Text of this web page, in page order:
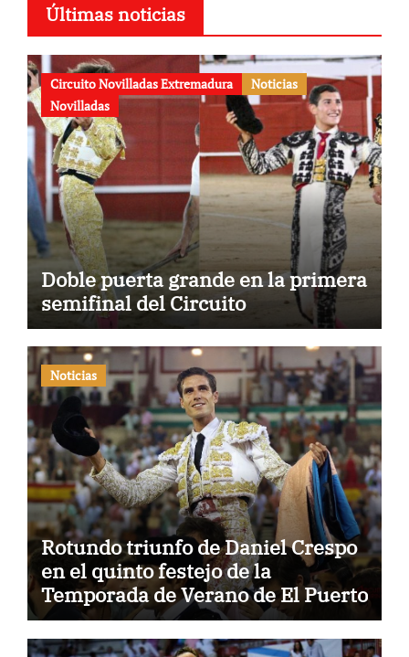
Últimas noticias
Circuito Novilladas Extremadura
Noticias
Novilladas
Doble puerta grande en la primera
semifinal del Circuito
Noticias
Rotundo triunfo de Daniel Crespo
en el quinto festejo de la
Temporada de Verano de El Puerto